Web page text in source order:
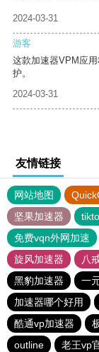
2024-03-31
游客
这款加速器VPM应
护。
2024-03-31
友情链接
网站地图
坚果加速器
免费vqn外网加速
旋风加速器
八
黑豹加速器
一
加速器哪个好用
酷通vp加速器
outline
老王vp